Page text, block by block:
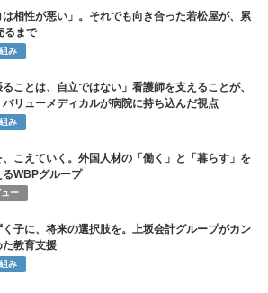
は相性が悪い」。それでも向き合った若松屋が、累
るまで
み
ることは、自立ではない」看護師を支えることが、
バリューメディカルが病院に持ち込んだ視点
み
、こえていく。外国人材の「働く」と「暮らす」を
るWBPグループ
ー
子に、将来の選択肢を。上坂会計グループがカン
教育支援
み